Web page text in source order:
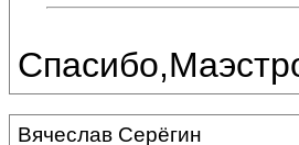
Вячеслав Серёгин